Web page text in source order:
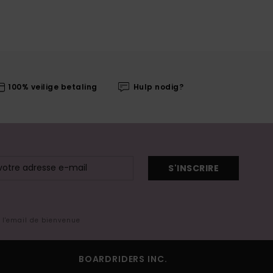
100% veilige betaling Hulp nodig?
S'INSCRIRE
de bienvenue
BOARDRIDERS INC.